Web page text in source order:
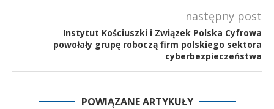
następny post
Instytut Kościuszki i Związek Polska Cyfrowa
powołały grupę roboczą firm polskiego sektora
cyberbezpieczeństwa
POWIĄZANE ARTYKUŁY